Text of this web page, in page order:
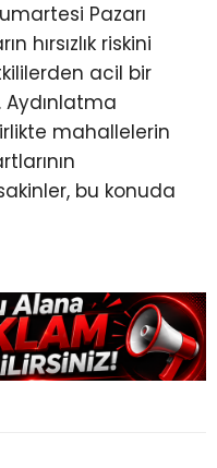
Pazarı
hırsızlık riskini
acil bir
mahallelerin
bu konuda